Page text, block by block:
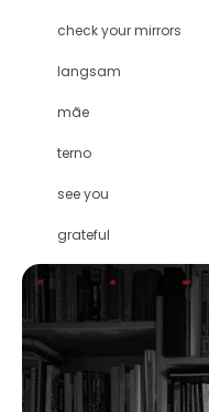
check your mirrors
langsam
mãe
terno
see you
grateful